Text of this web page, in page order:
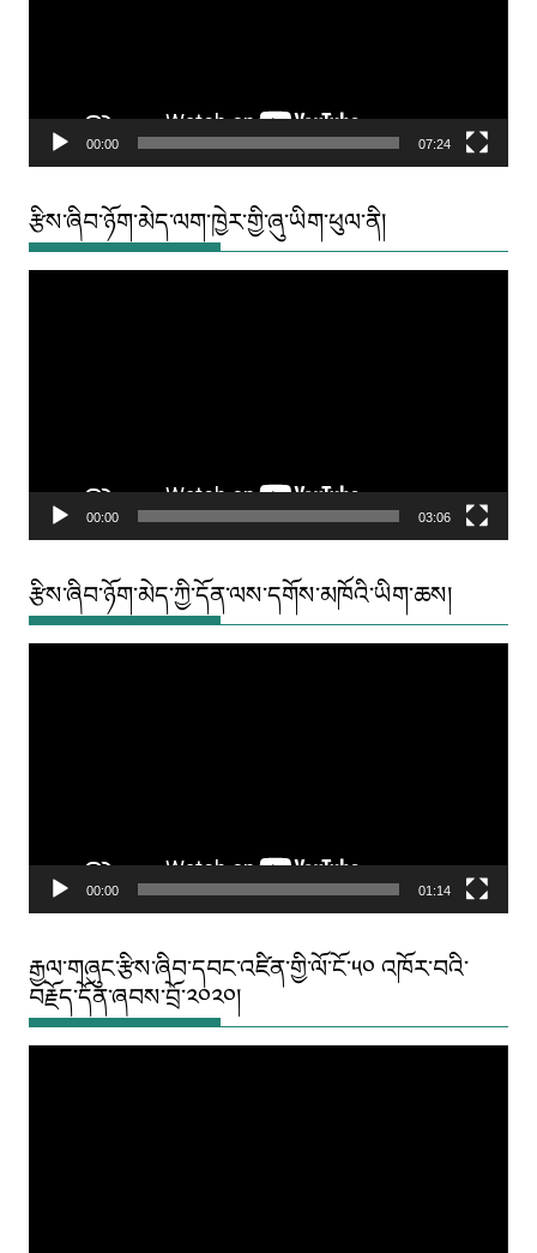
00:00 07:24
རྩིས་ཞིབ་ཉོག་མེད་ལག་ཁྱེར་གྱི་ཞུ་ཡིག་ཕུལ་ནི།
00:00 03:06
རྩིས་ཞིབ་ཉོག་མེད་ཀྱི་དོན་ལས་དགོས་མཁོའི་ཡིག་ཆས།
00:00 01:14
རྒྱལ་གཞུང་རྩིས་ཞིབ་དབང་འཛིན་གྱི་ལོ་ངོ་༥༠ འཁོར་བའི་
བརྗོད་དོན་ཞབས་བྲོ་༢༠༢༠།